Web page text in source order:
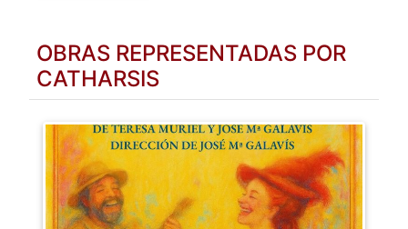
OBRAS REPRESENTADAS POR
CATHARSIS